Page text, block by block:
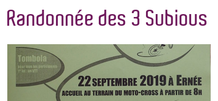
Randonnée des 3 Subious